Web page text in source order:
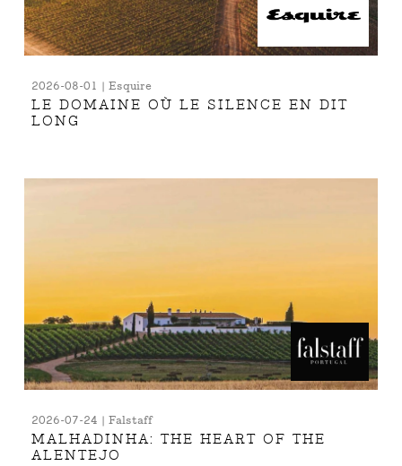
2026-08-01 | Esquire
LE DOMAINE OÙ LE SILENCE EN DIT
LONG
2026-07-24 | Falstaff
MALHADINHA: THE HEART OF THE
ALENTEJO